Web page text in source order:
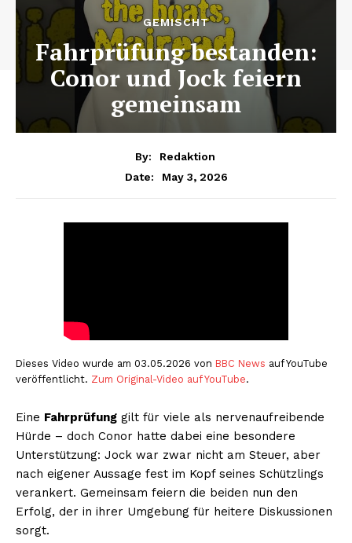
GEMISCHT
Fahrprüfung bestanden:
Conor und Jock feiern
gemeinsam
By:
Redaktion
Date:
May 3, 2026
Dieses Video wurde am 03.05.2026 von BBC News auf YouTube
veröffentlicht. Zum Original-Video auf YouTube.
Eine Fahrprüfung gilt für viele als nervenaufreibende
Hürde – doch Conor hatte dabei eine besondere
Unterstützung: Jock war zwar nicht am Steuer, aber
nach eigener Aussage fest im Kopf seines Schützlings
verankert. Gemeinsam feiern die beiden nun den
Erfolg, der in ihrer Umgebung für heitere Diskussionen
sorgt.